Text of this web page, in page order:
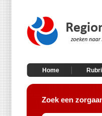
Home
Zoek een